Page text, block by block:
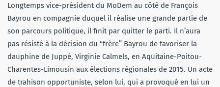
Longtemps vice-président du MoDem au côté de François
Bayrou en compagnie duquel il réalise une grande partie de
son parcours politique, il finit par quitter le parti. Il n’aura
pas résisté à la décision du “frère” Bayrou de favoriser la
dauphine de Juppé, Virginie Calmels, en Aquitaine-Poitou-
Charentes-Limousin aux élections régionales de 2015. Un acte
de trahison opportuniste, selon lui, qui a provoqué en lui un